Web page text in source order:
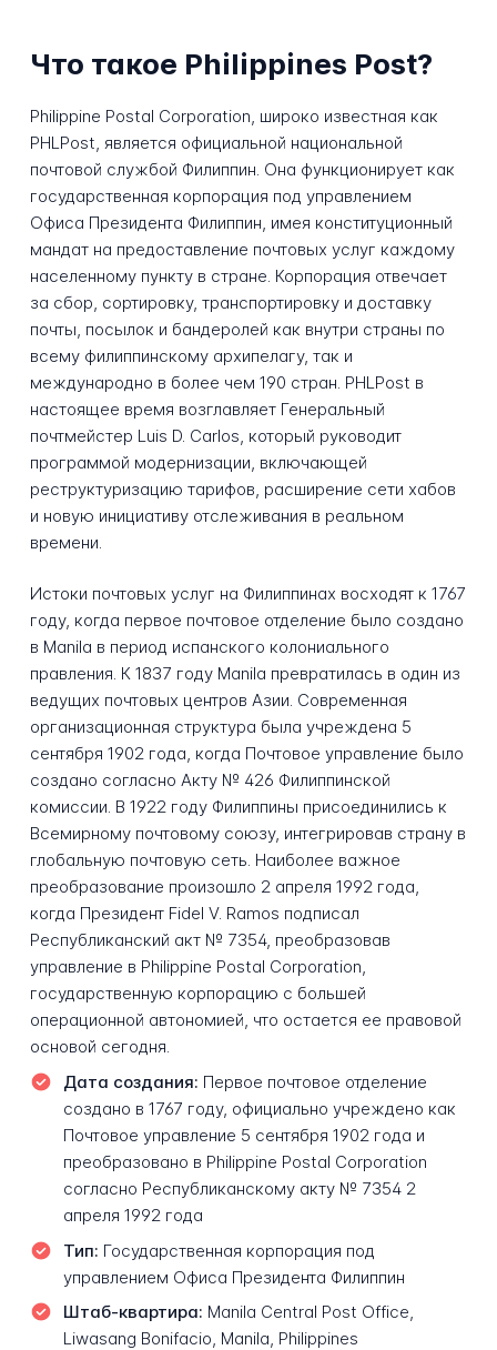
Что такое Philippines Post?
Philippine Postal Corporation, широко известная как
PHLPost, является официальной национальной
почтовой службой Филиппин. Она функционирует как
государственная корпорация под управлением
Офиса Президента Филиппин, имея конституционный
мандат на предоставление почтовых услуг каждому
населенному пункту в стране. Корпорация отвечает
за сбор, сортировку, транспортировку и доставку
почты, посылок и бандеролей как внутри страны по
всему филиппинскому архипелагу, так и
международно в более чем 190 стран. PHLPost в
настоящее время возглавляет Генеральный
почтмейстер Luis D. Carlos, который руководит
программой модернизации, включающей
реструктуризацию тарифов, расширение сети хабов
и новую инициативу отслеживания в реальном
времени.
Истоки почтовых услуг на Филиппинах восходят к 1767
году, когда первое почтовое отделение было создано
в Manila в период испанского колониального
правления. К 1837 году Manila превратилась в один из
ведущих почтовых центров Азии. Современная
организационная структура была учреждена 5
сентября 1902 года, когда Почтовое управление было
создано согласно Акту № 426 Филиппинской
комиссии. В 1922 году Филиппины присоединились к
Всемирному почтовому союзу, интегрировав страну в
глобальную почтовую сеть. Наиболее важное
преобразование произошло 2 апреля 1992 года,
когда Президент Fidel V. Ramos подписал
Республиканский акт № 7354, преобразовав
управление в Philippine Postal Corporation,
государственную корпорацию с большей
операционной автономией, что остается ее правовой
основой сегодня.
Дата создания: Первое почтовое отделение
создано в 1767 году, официально учреждено как
Почтовое управление 5 сентября 1902 года и
преобразовано в Philippine Postal Corporation
согласно Республиканскому акту № 7354 2
апреля 1992 года
Тип: Государственная корпорация под
управлением Офиса Президента Филиппин
Штаб-квартира: Manila Central Post Office,
Liwasang Bonifacio, Manila, Philippines